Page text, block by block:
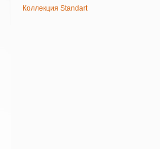
Коллекция Standart